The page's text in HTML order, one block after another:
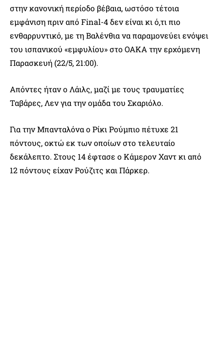
στην κανονική περίοδο βέβαια, ωστόσο τέτοια
εμφάνιση πριν από Final-4 δεν είναι κι ό,τι πιο
ενθαρρυντικό, με τη Βαλένθια να παραμονεύει ενόψει
του ισπανικού «εμφυλίου» στο ΟΑΚΑ την ερχόμενη
Παρασκευή (22/5, 21:00).
Απόντες ήταν ο Λάιλς, μαζί με τους τραυματίες
Ταβάρες, Λεν για την ομάδα του Σκαριόλο.
Για την Μπανταλόνα ο Ρίκι Ρούμπιο πέτυχε 21
πόντους, οκτώ εκ των οποίων στο τελευταίο
δεκάλεπτο. Στους 14 έφτασε ο Κάμερον Χαντ κι από
12 πόντους είχαν Ρούζιτς και Πάρκερ.